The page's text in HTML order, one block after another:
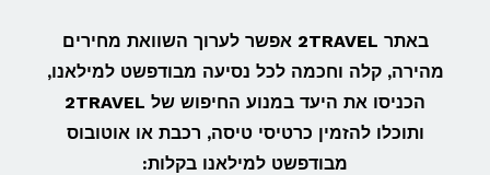
באתר 2TRAVEL אפשר לערוך השוואת מחירים
מהירה, קלה וחכמה לכל נסיעה מבודפשט למילאנו,
הכניסו את היעד במנוע החיפוש של 2TRAVEL
ותוכלו להזמין כרטיסי טיסה, רכבת או אוטובוס
מבודפשט למילאנו בקלות: